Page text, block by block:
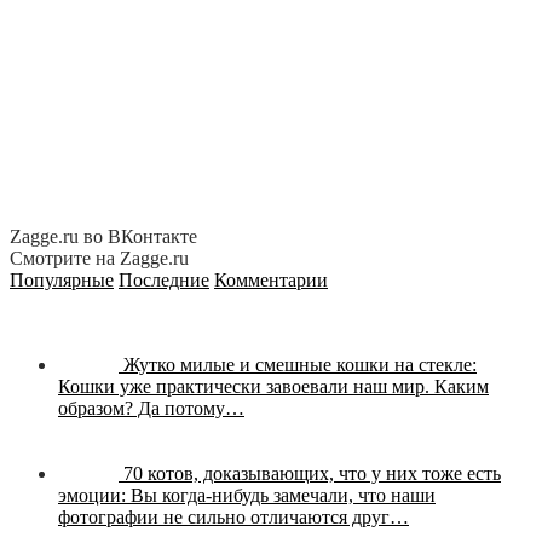
Zagge.ru во ВКонтакте
Смотрите на Zagge.ru
Популярные Последние Комментарии
Жутко милые и смешные кошки на стекле:
Кошки уже практически завоевали наш мир. Каким
образом? Да потому…
70 котов, доказывающих, что у них тоже есть
эмоции: Вы когда-нибудь замечали, что наши
фотографии не сильно отличаются друг…